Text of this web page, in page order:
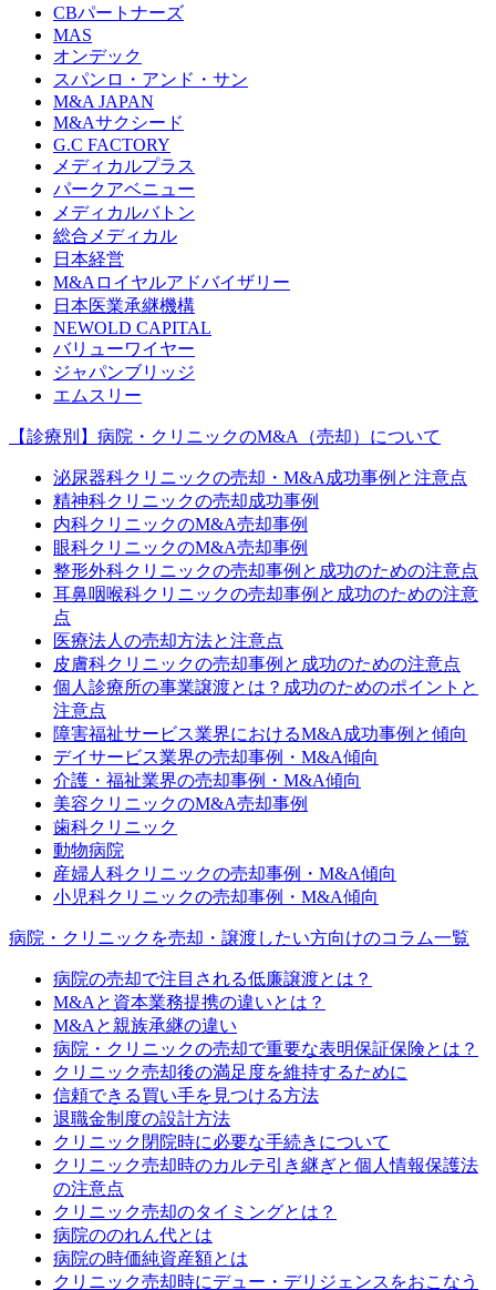
CBパートナーズ
MAS
オンデック
スパンロ・アンド・サン
M&A JAPAN
M&Aサクシード
G.C FACTORY
メディカルプラス
パークアベニュー
メディカルバトン
総合メディカル
日本経営
M&Aロイヤルアドバイザリー
日本医業承継機構
NEWOLD CAPITAL
バリューワイヤー
ジャパンブリッジ
エムスリー
【診療別】病院・クリニックのM&A（売却）について
泌尿器科クリニックの売却・M&A成功事例と注意点
精神科クリニックの売却成功事例
内科クリニックのM&A売却事例
眼科クリニックのM&A売却事例
整形外科クリニックの売却事例と成功のための注意点
耳鼻咽喉科クリニックの売却事例と成功のための注意
点
医療法人の売却方法と注意点
皮膚科クリニックの売却事例と成功のための注意点
個人診療所の事業譲渡とは？成功のためのポイントと
注意点
障害福祉サービス業界におけるM&A成功事例と傾向
デイサービス業界の売却事例・M&A傾向
介護・福祉業界の売却事例・M&A傾向
美容クリニックのM&A売却事例
歯科クリニック
動物病院
産婦人科クリニックの売却事例・M&A傾向
小児科クリニックの売却事例・M&A傾向
病院・クリニックを売却・譲渡したい方向けのコラム一覧
病院の売却で注目される低廉譲渡とは？
M&Aと資本業務提携の違いとは？
M&Aと親族承継の違い
病院・クリニックの売却で重要な表明保証保険とは？
クリニック売却後の満足度を維持するために
信頼できる買い手を見つける方法
退職金制度の設計方法
クリニック閉院時に必要な手続きについて
クリニック売却時のカルテ引き継ぎと個人情報保護法
の注意点
クリニック売却のタイミングとは？
病院ののれん代とは
病院の時価純資産額とは
クリニック売却時にデュー・デリジェンスをおこなう